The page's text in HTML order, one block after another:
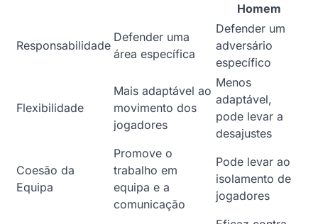
Homem
Responsabilidade
Defender uma
área específica
Defender um
adversário
específico
Flexibilidade
Mais adaptável ao
movimento dos
jogadores
Menos
adaptável,
pode levar a
desajustes
Coesão da
Equipa
Promove o
trabalho em
equipa e a
comunicação
Pode levar ao
isolamento de
jogadores